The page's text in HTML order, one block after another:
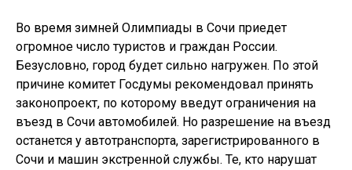
Во время зимней Олимпиады в Сочи приедет
огромное число туристов и граждан России.
Безусловно, город будет сильно нагружен. По этой
причине комитет Госдумы рекомендовал принять
законопроект, по которому введут ограничения на
въезд в Сочи автомобилей. Но разрешение на въезд
останется у автотранспорта, зарегистрированного в
Сочи и машин экстренной службы. Те, кто нарушат